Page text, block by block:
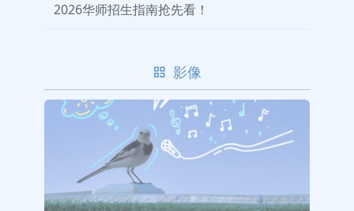
2026华师招生指南抢先看！
影像